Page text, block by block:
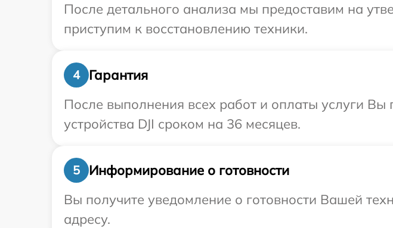
После детального анализа мы предоставим на
приступим к восстановлению техники.
4
Гарантия
После выполнения всех работ и оплаты услуги
устройства DJI сроком на 36 месяцев.
5
Информирование о готовности
Вы получите уведомление о готовности Вашей
адресу.